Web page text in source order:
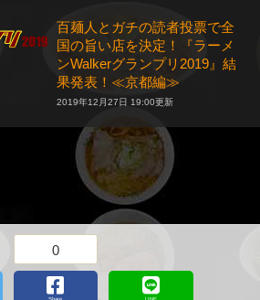
百麺人とガチの読者投票で全
国の旨い店を決定！『ラーメ
ンWalkerグランプリ2019』結
果発表！≪京都編≫
2019年12月27日 19:00更新
0
Share LINE